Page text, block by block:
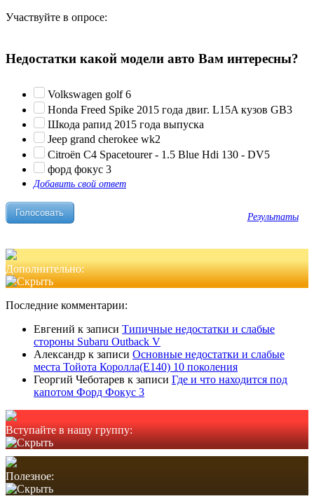
Участвуйте в опросе:
Недостатки какой модели авто Вам интересны?
Volkswagen golf 6
Honda Freed Spike 2015 года двиг. L15A кузов GB3
Шкода рапид 2015 года выпуска
Jeep grand cherokee wk2
Citroën C4 Spacetourer - 1.5 Blue Hdi 130 - DV5
форд фокус 3
Добавить свой ответ
Результаты
Дополнительно:
Последние комментарии:
Евгений к записи Типичные недостатки и слабые
стороны Subaru Outback V
Александр к записи Основные недостатки и слабые
места Тойота Королла(Е140) 10 поколения
Георгий Чеботарев к записи Где и что находится под
капотом Форд Фокус 3
Вступайте в нашу группу:
Полезное: